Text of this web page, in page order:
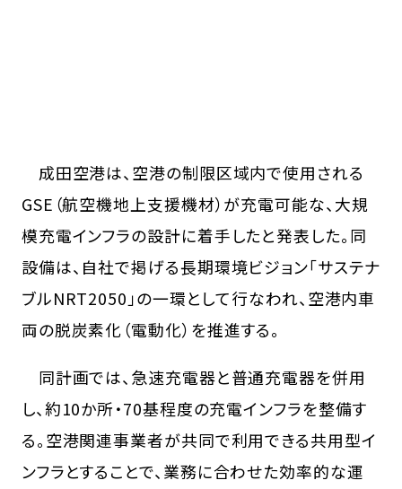
成田空港は、空港の制限区域内で使用される
GSE（航空機地上支援機材）が充電可能な、大規
模充電インフラの設計に着手したと発表した。同
設備は、自社で掲げる長期環境ビジョン「サステナ
ブルNRT2050」の一環として行なわれ、空港内車
両の脱炭素化（電動化）を推進する。
同計画では、急速充電器と普通充電器を併用
し、約10か所・70基程度の充電インフラを整備す
る。空港関連事業者が共同で利用できる共用型イ
ンフラとすることで、業務に合わせた効率的な運